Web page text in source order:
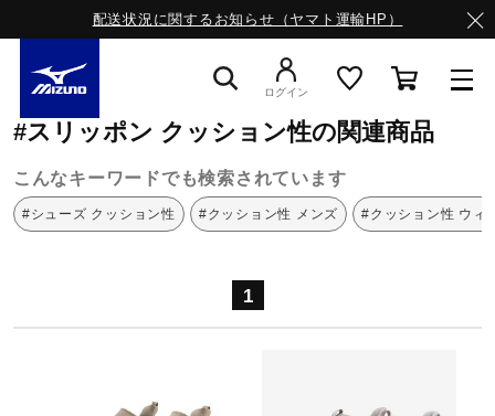
配送状況に関するお知らせ（ヤマト運輸HP）
ライフスタイルウエア
サッカー／フットサル
ログイン
ミズノ公式オンライン クッション性
#スリッポン クッション性の関連商品
こんなキーワードでも検索されています
#シューズ クッション性 #クッション性 メンズ #クッション性 ウィ
1